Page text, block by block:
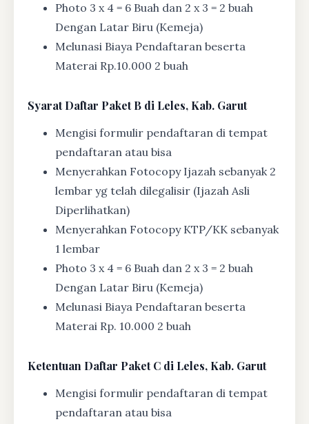
Photo 3 x 4 = 6 Buah dan 2 x 3 = 2 buah
Dengan Latar Biru (Kemeja)
Melunasi Biaya Pendaftaran beserta
Materai Rp.10.000 2 buah
SyaratDaftar Paket B di Leles, Kab. Garut
Mengisi formulir pendaftaran di tempat
pendaftaran atau bisa
Menyerahkan Fotocopy Ijazah sebanyak 2
lembar yg telah dilegalisir (Ijazah Asli
Diperlihatkan)
Menyerahkan Fotocopy KTP/KK sebanyak
1 lembar
Photo 3 x 4 = 6 Buah dan 2 x 3 = 2 buah
Dengan Latar Biru (Kemeja)
Melunasi Biaya Pendaftaran beserta
Materai Rp. 10.000 2 buah
Ketentuan Daftar Paket C di Leles, Kab. Garut
Mengisi formulir pendaftaran di tempat
pendaftaran atau bisa